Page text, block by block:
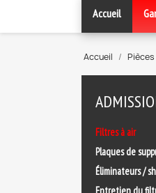
Accueil
Accueil
Filtres à air
Plaques de
Éliminateurs /